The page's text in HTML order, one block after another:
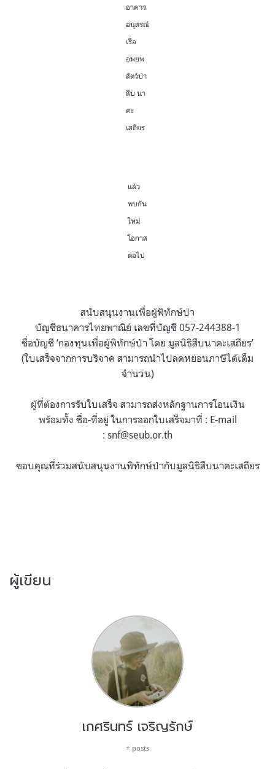
อาคาร
อนุสรณ์
เรือ
อพยพ
สัตว์ป่า
สืบ นา
คะ
เสถียร
แล้ว
พบกัน
ใหม่
โอกาส
ต่อไป
สนับสนุนงานเพื่อผู้พิทักษ์ป่า
บัญชีธนาคารไทยพาณิย์ เลขที่บัญชี 057-244388-1
ชื่อบัญชี ‘กองทุนเพื่อผู้พิทักษ์ป่า โดย มูลนิธิสืบนาคะเสถียร’
(ใบเสร็จจากการบริจาค สามารถนำไปลดหย่อนภาษีได้เต็ม
จำนวน)
ผู้ที่ต้องการรับใบเสร็จ สามารถส่งหลักฐานการโอนเงิน
พร้อมทั้ง ชื่อ-ที่อยู่ ในการออกใบเสร็จมาที่ : E-mail
: snf@seub.or.th
ขอบคุณที่ร่วมสนับสนุนงานพิทักษ์ป่ากับมูลนิธิสืบนาคะเสถียร
ผู้เขียน
เกศรินทร์ เจริญรักษ์
+ posts